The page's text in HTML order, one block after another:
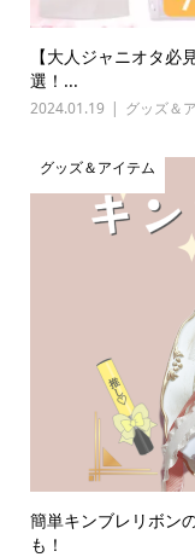
【大人ジャニオタ
選！...
2024.01.19 グッズ＆
グッズ＆アイテム
簡単キンブレリボン
も！